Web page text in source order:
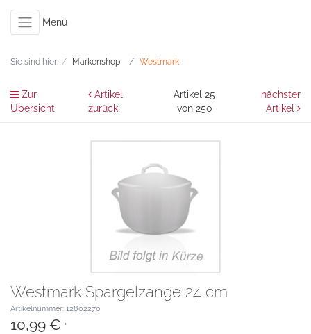
Menü
Sie sind hier: Markenshop Westmark
Zur
Übersicht
Artikel
zurück
Artikel 25
von 250
nächster
Artikel
Westmark Spargelzange 24 cm
Artikelnummer: 12802270
10,99 € *